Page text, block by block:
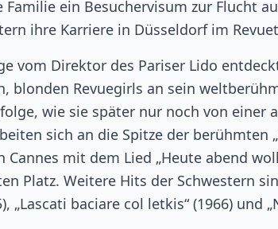
ein Besuchervisum zur Flucht
ihre Karriere in Düsseldorf im
vom Direktor des Pariser Lido
blonden Revuegirls an sein
wie sie später nur noch von einer
sich an die Spitze der berühmten
mit dem Lied „Heute abend
Platz. Weitere Hits der Schwestern
„Lascati baciare col letkis“ (1966) und